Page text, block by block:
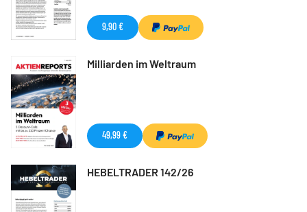
9,90 €
Milliarden im Weltraum
49,99 €
HEBELTRADER 142/26